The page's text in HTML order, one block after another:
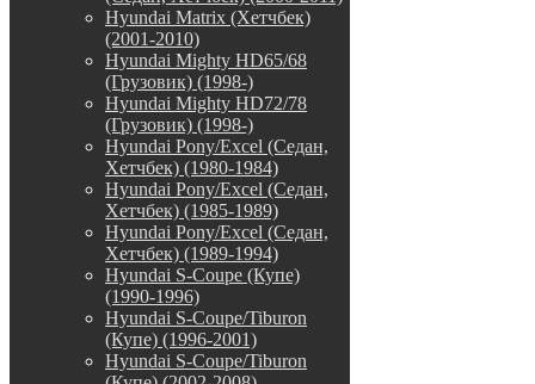
Hyundai Matrix (Хетчбек)
(2001-2010)
Hyundai Mighty HD65/68
(Грузовик) (1998-)
Hyundai Mighty HD72/78
(Грузовик) (1998-)
Hyundai Pony/Excel (Седан,
Хетчбек) (1980-1984)
Hyundai Pony/Excel (Седан,
Хетчбек) (1985-1989)
Hyundai Pony/Excel (Седан,
Хетчбек) (1989-1994)
Hyundai S-Coupe (Купе)
(1990-1996)
Hyundai S-Coupe/Tiburon
(Купе) (1996-2001)
Hyundai S-Coupe/Tiburon